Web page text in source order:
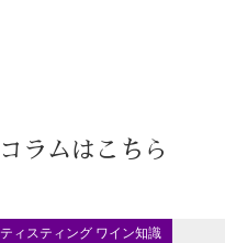
ラムはこちら
ティスティング ワイン知識